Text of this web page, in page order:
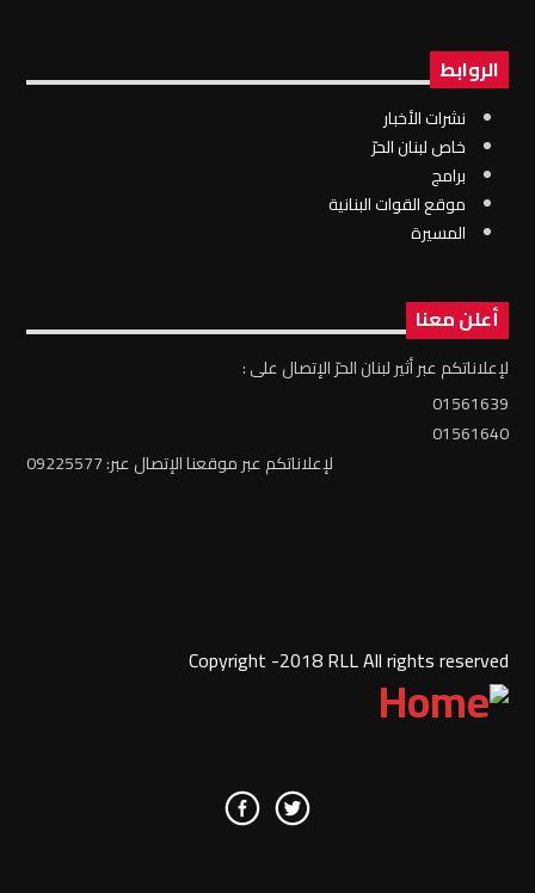
الروابط
نشرات الأخبار
خاص لبنان الحرّ
برامج
موقع القوات البنانية
المسيرة
أعلن معنا
لإعلاناتكم عبر أثير لبنان الحرّ الإتصال على :
01561639
01561640
لإعلاناتكم عبر موقعنا الإتصال عبر: 09225577
Copyright -2018 RLL All rights reserved